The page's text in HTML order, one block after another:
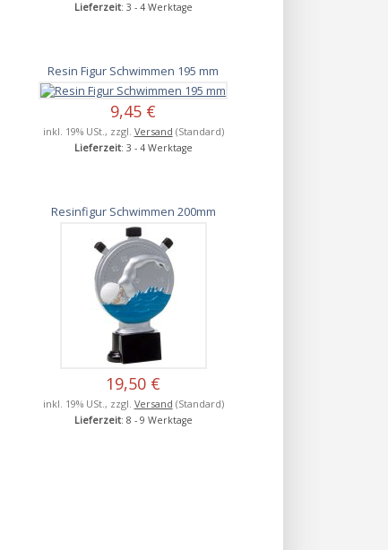
Lieferzeit: 3 - 4 Werktage
Resin Figur Schwimmen 195 mm
9,45 €
inkl. 19% USt., zzgl. Versand (Standard)
Lieferzeit: 3 - 4 Werktage
Resinfigur Schwimmen 200mm
19,50 €
inkl. 19% USt., zzgl. Versand (Standard)
Lieferzeit: 8 - 9 Werktage